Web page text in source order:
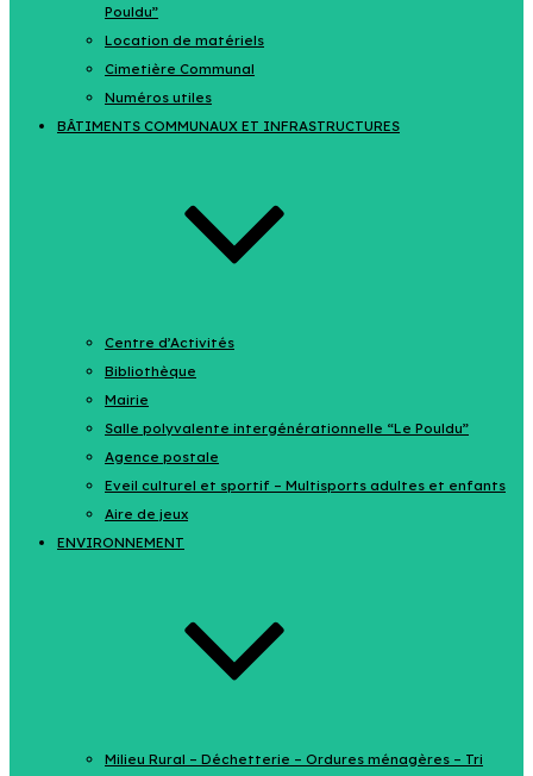
Pouldu”
Location de matériels
Cimetière Communal
Numéros utiles
BÂTIMENTS COMMUNAUX ET INFRASTRUCTURES
Centre d’Activités
Bibliothèque
Mairie
Salle polyvalente intergénérationnelle “Le Pouldu”
Agence postale
Eveil culturel et sportif – Multisports adultes et enfants
Aire de jeux
ENVIRONNEMENT
Milieu Rural – Déchetterie – Ordures ménagères – Tri